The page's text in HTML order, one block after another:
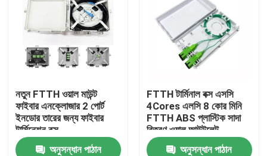
নতুন FTTH ওয়াল মাউন্ট
ফাইবার এনক্লোজার 2 পোর্ট
ইনডোর তারের জন্য ফাইবার
টার্মিনেশন বক্স
অনুসন্ধান পাঠান
FTTH টার্মিনাল বক্স এসসি
4Cores এলসি 8 কোর মিনি
FTTH ABS প্লাস্টিক সাদা
বিতরণ ওয়াল আউটলেট
ফেসপ্লেট
অনুসন্ধান পাঠান